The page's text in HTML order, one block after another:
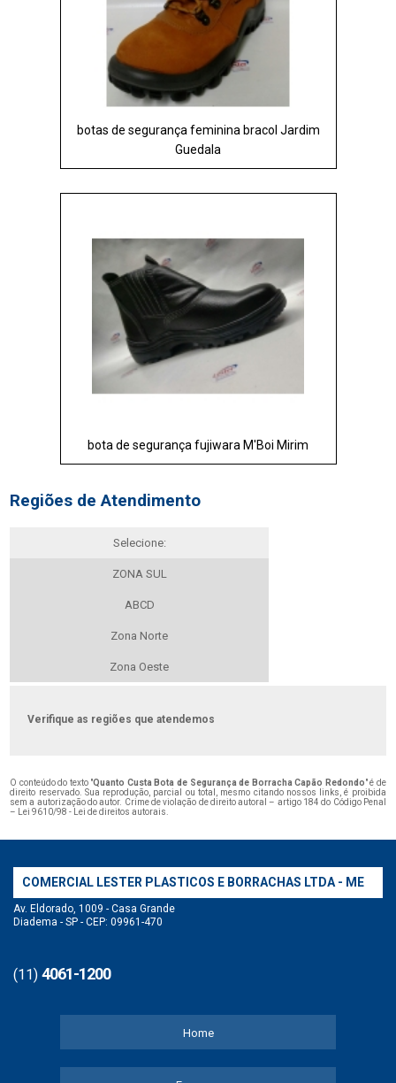
botas de segurança feminina bracol Jardim
Guedala
bota de segurança fujiwara M'Boi Mirim
Regiões de Atendimento
Selecione:
ZONA SUL
ABCD
Zona Norte
Zona Oeste
Verifique as regiões que atendemos
O conteúdo do texto "Quanto Custa Bota de Segurança de Borracha Capão Redondo" é de
direito reservado. Sua reprodução, parcial ou total, mesmo citando nossos links, é proibida
sem a autorização do autor. Crime de violação de direito autoral – artigo 184 do Código Penal
–
Lei 9610/98 - Lei de direitos autorais
COMERCIAL LESTER PLASTICOS E BORRACHAS LTDA - ME
Av. Eldorado, 1009 - Casa Grande
Diadema - SP - CEP: 09961-470
(11) 4061-1200
Home